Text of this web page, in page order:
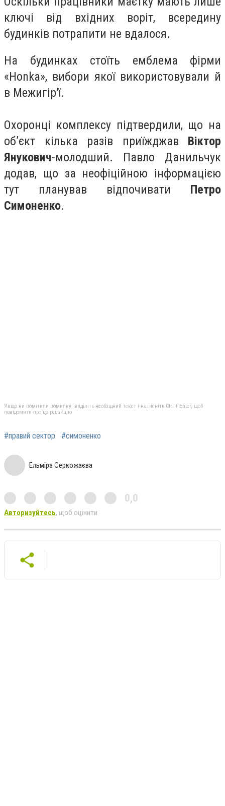
ключі від вхідних воріт, всередину
будинків потрапити не вдалося.
На будинках стоїть емблема фірми
«Honka», вибори якої використовували й
в Межигір'ї.
Охоронці комплексу підтвердили, що на
об’єкт кілька разів приїжджав Віктор
Янукович-молодший. Павло Данильчук
додав, що за неофіційною інформацією
тут планував відпочивати Петро
Симоненко.
Якщо ви помітили помилку, виділіть необхідний текст і натисніть Ctrl + Enter, щоб
повідомити про це редакцію
#правий сектор #симоненко
Ельміра Серкожаєва
0,0
Авторизуйтесь, щоб оцінити